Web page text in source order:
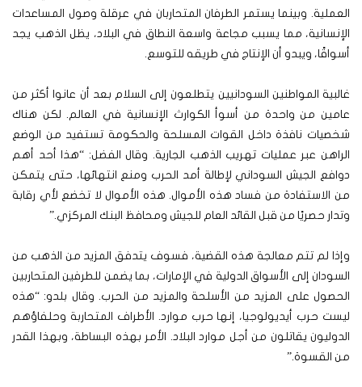
العملية. وبينما يستمر الطرفان المتحاربان في عرقلة وصول المساعدات
الإنسانية، مما يسبب مجاعة واسعة النطاق في البلاد، يظل الذهب يجد
أسواقًا، ويبدو أن الإنتاج في طريقه للتوسع.
غالبية المواطنين السودانيين يتطلعون إلى السلام بعد أن عانوا أكثر من
عامين من واحدة من أسوأ الكوارث الإنسانية في العالم. لكن هناك
شخصيات نافذة داخل القوات المسلحة والحكومة تستفيد من الوضع
الراهن عبر عمليات تهريب الذهب الجارية. وقال الفضل: “هذا أحد أهم
دوافع الجيش السوداني لإطالة أمد الحرب ومنع انتهائها، حتى يتمكن
من الاستفادة من فساد هذه الأموال. هذه الأموال لا تخضع لأي رقابة
وتدار حصريًا من قبل القائد العام للجيش ومحافظ البنك المركزي.”
وإذا لم تتم معالجة هذه القضية، فسوف يتدفق المزيد من الذهب من
السودان إلى الأسواق الدولية في الإمارات، بما يضمن للطرفين المتحاربين
الحصول على المزيد من الأسلحة والمزيد من الحرب. وقال بلدو: “هذه
ليست حرب أيديولوجيا، إنها حرب موارد. الأطراف المتحاربة وحلفاؤهم
الدوليون يقاتلون من أجل موارد البلاد. الأمر بهذه البساطة، وبهذا القدر
من القسوة.”